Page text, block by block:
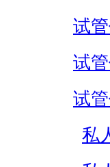
试
试
试
私